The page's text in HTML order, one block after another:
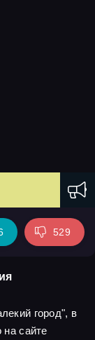
529
город", в
на сайте